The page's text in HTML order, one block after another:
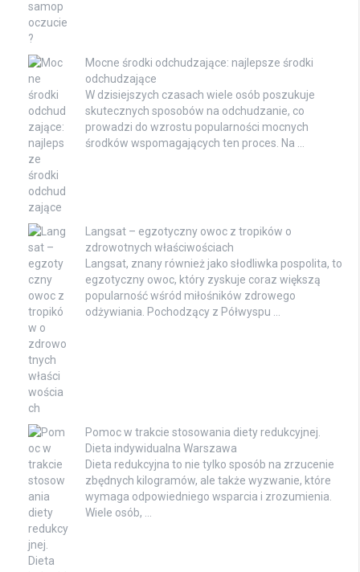
Mocne środki odchudzające: najlepsze środki
odchudzające
W dzisiejszych czasach wiele osób poszukuje
skutecznych sposobów na odchudzanie, co
prowadzi do wzrostu popularności mocnych
środków wspomagających ten proces. Na …
Langsat – egzotyczny owoc z tropików o
zdrowotnych właściwościach
Langsat, znany również jako słodliwka pospolita, to
egzotyczny owoc, który zyskuje coraz większą
popularność wśród miłośników zdrowego
odżywiania. Pochodzący z Półwyspu …
Pomoc w trakcie stosowania diety redukcyjnej.
Dieta indywidualna Warszawa
Dieta redukcyjna to nie tylko sposób na zrzucenie
zbędnych kilogramów, ale także wyzwanie, które
wymaga odpowiedniego wsparcia i zrozumienia.
Wiele osób, …